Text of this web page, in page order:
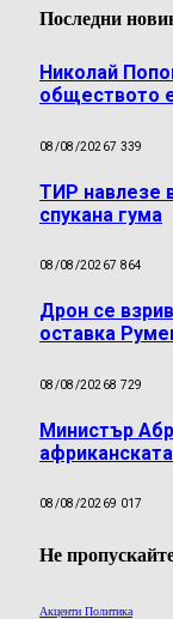
Последни
Николай
обществото
08/08/20267 339
ТИР навлезе
спукана гума
08/08/20267 864
Дрон се
оставка
08/08/20268 729
Министър
08/08/20269 017
Не
Акценти Политика